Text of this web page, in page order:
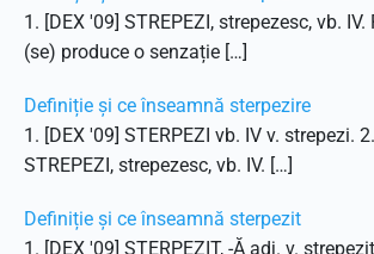
1. [DEX '09] STREPEZI, strepezesc, vb.
(se) produce o senzație […]
Definiție și ce înseamnă sterpezire
1. [DEX '09] STERPEZI vb. IV v. strepezi.
STREPEZI, strepezesc, vb. IV. […]
Definiție și ce înseamnă sterpezit
1. [DEX '09] STERPEZIT, -Ă adj. v.